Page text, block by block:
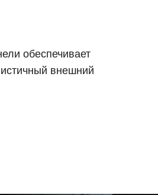
обеспечивает
внешний